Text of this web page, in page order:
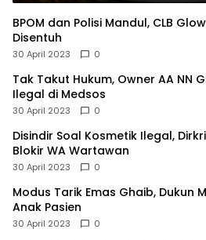
BPOM dan Polisi Mandul, CLB
Disentuh
30 April 2023 0
Tak Takut Hukum, Owner AA NN
Ilegal di Medsos
30 April 2023 0
Disindir Soal Kosmetik Ilegal,
Blokir WA Wartawan
30 April 2023 0
Modus Tarik Emas Ghaib, Dukun
Anak Pasien
30 April 2023 0